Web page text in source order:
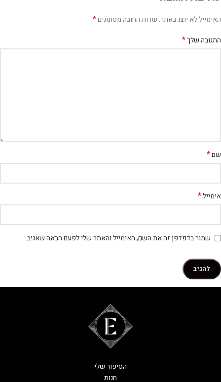
האימייל לא יוצג באתר. שדות החובה מסומנים*
התגובה שלך*
שם*
אימייל*
שמור בדפדפן זה את השם, האימייל והאתר שלי לפעם הבאה שאגיב.
הסיפור שלי
חנות